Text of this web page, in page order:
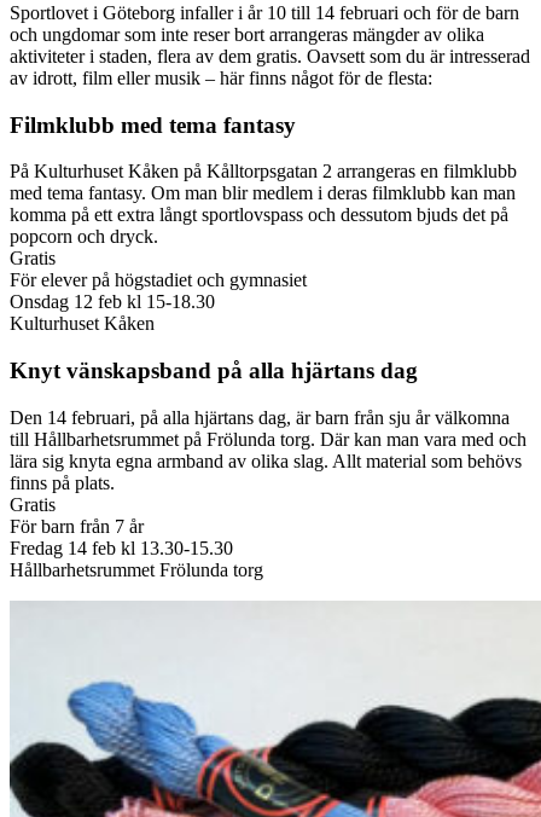
Sportlovet i Göteborg infaller i år 10 till 14 februari och för de barn
och ungdomar som inte reser bort arrangeras mängder av olika
aktiviteter i staden, flera av dem gratis. Oavsett som du är intresserad
av idrott, film eller musik – här finns något för de flesta:
Filmklubb med tema fantasy
På Kulturhuset Kåken på Kålltorpsgatan 2 arrangeras en filmklubb
med tema fantasy. Om man blir medlem i deras filmklubb kan man
komma på ett extra långt sportlovspass och dessutom bjuds det på
popcorn och dryck.
Gratis
För elever på högstadiet och gymnasiet
Onsdag 12 feb kl 15-18.30
Kulturhuset Kåken
Knyt vänskapsband på alla hjärtans dag
Den 14 februari, på alla hjärtans dag, är barn från sju år välkomna
till Hållbarhetsrummet på Frölunda torg. Där kan man vara med och
lära sig knyta egna armband av olika slag. Allt material som behövs
finns på plats.
Gratis
För barn från 7 år
Fredag 14 feb kl 13.30-15.30
Hållbarhetsrummet Frölunda torg